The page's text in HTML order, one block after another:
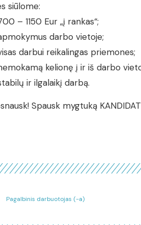
siūlome:
– 1150 Eur „į rankas“;
darbo vietoje;
darbui reikalingas priemones;
kelionę į ir iš darbo
ir ilgalaikį darbą.
Spausk mygtuką
Pagalbinis darbuotojas (-a)